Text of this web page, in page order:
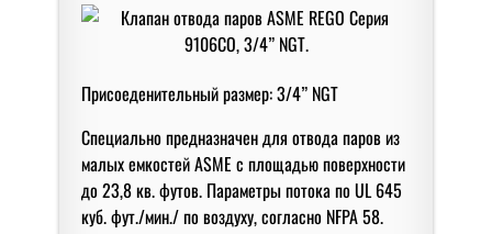
Присоеденительный размер: 3/4” NGT
Специально предназначен для отвода паров из
малых емкостей ASME с площадью поверхности
до 23,8 кв. футов. Параметры потока по UL 645
куб. фут./мин./ по воздуху, согласно NFPA 58.